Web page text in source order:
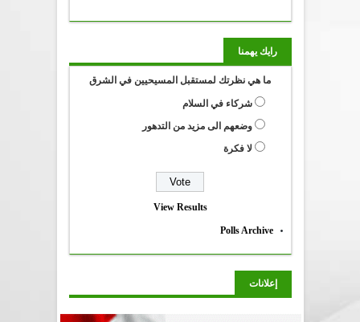
رايك يهمنا
ما هي نظرتك لمستقبل المسيحيين في الشرق
شركاء في السلام
وضعهم الى مزيد من التدهور
لا فكرة
View Results
Polls Archive
إعلانات